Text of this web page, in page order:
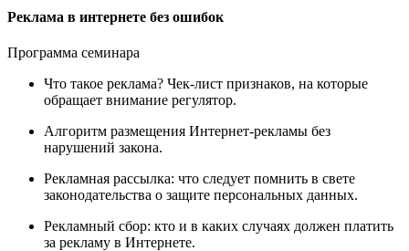
Реклама в интернете без ошибок
Программа семинара
Что такое реклама? Чек-лист признаков, на которые
обращает внимание регулятор.
Алгоритм размещения Интернет-рекламы без
нарушений закона.
Рекламная рассылка: что следует помнить в свете
законодательства о защите персональных данных.
Рекламный сбор: кто и в каких случаях должен платить
за рекламу в Интернете.